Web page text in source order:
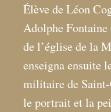
Élève de Léon
Adolphe
de l’église de la
enseigna ensuite
militaire de Saint-
le portrait et la